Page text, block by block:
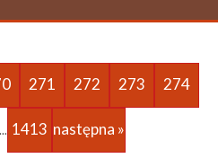
271 272 273 274
... 1413 następna »